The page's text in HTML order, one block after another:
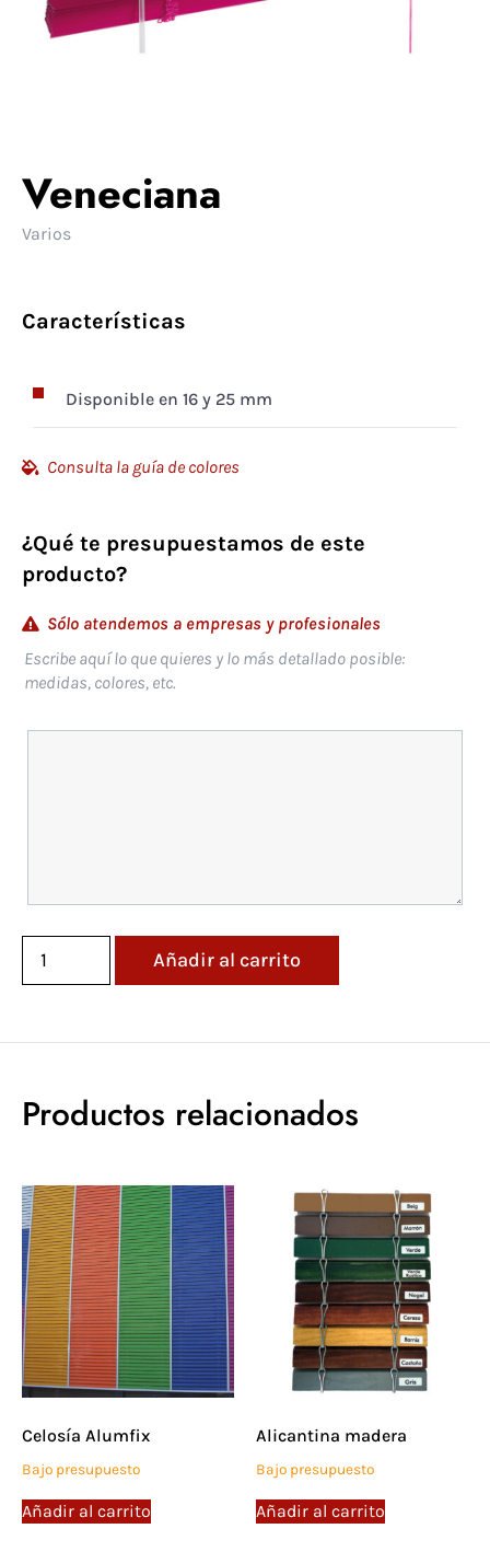
Veneciana
Varios
Características
Disponible en 16 y 25 mm
Consulta la guía de colores
¿Qué te presupuestamos de este
producto?
Sólo atendemos a empresas y profesionales
Escribe aquí lo que quieres y lo más detallado posible:
medidas, colores, etc.
Añadir al carrito
Productos relacionados
Celosía Alumfix
Bajo presupuesto
Añadir al carrito
Alicantina madera
Bajo presupuesto
Añadir al carrito